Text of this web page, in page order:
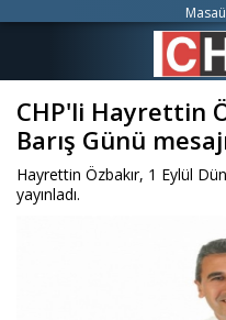
CHP'li Hayrettin
Barış Günü
Hayrettin Özbakır, 1 Eylül
yayınladı.